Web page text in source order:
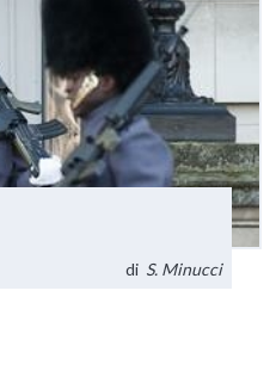
di S. Minucci